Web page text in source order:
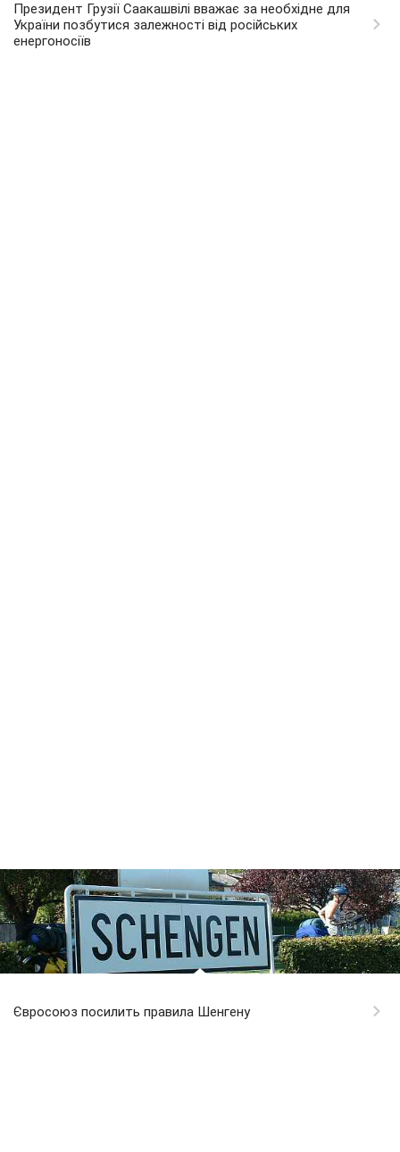
Президент Грузії Саакашвілі вважає за необхідне для
України позбутися залежності від російських
енергоносіїв
Євросоюз посилить правила Шенгену